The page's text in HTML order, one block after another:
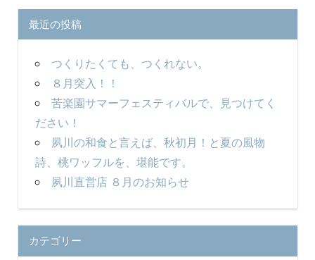
象:
最近の投稿
つくりたくても、つくれない。
８月突入！！
苦楽園サマーフェスティバルで、見つけてく
ださい！
夙川の和食と言えば、秋初月！と夏の風物
詩、桃ワッフルを、堪能です。
夙川直営店 ８月のお知らせ
カテゴリー